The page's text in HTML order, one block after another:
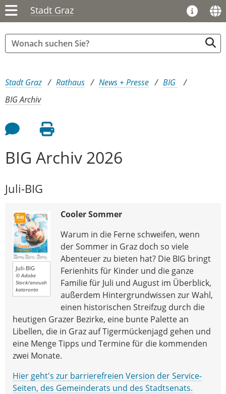
Stadt Graz
Sie sind hier:
Stadt Graz Rathaus News + Presse
BIG
BIG Archiv
Feedback an Autor
Seite drucken
BIG Archiv 2026
Juli-BIG
Juli-BIG
© Adobe
Stock/anoush
katoronto
Cooler Sommer
Warum in die Ferne schweifen, wenn
der Sommer in Graz doch so viele
Abenteuer zu bieten hat? Die BIG bringt
Ferienhits für Kinder und die ganze
Familie für Juli und August im Überblick,
außerdem Hintergrundwissen zur Wahl,
einen historischen Streifzug durch die
heutigen Grazer Bezirke, eine bunte Palette an
Libellen, die in Graz auf Tigermückenjagd gehen und
eine Menge Tipps und Termine für die kommenden
zwei Monate.
Hier geht's zur barrierefreien Version der Service-
Seiten, des Gemeinderats und des Stadtsenats.